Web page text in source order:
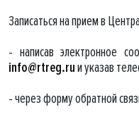
Записаться на прием в
- написав электронное
info@rtreg.ruи указав
- через форму обратной